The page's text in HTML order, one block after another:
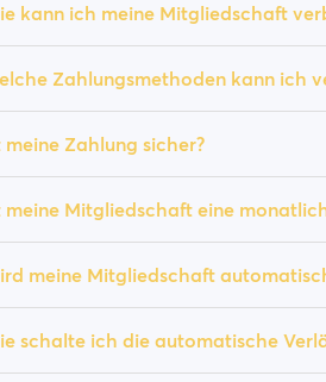
kann ich meine Mitgliedschaft
Zahlungsmethoden kann ich
meine Zahlung sicher?
meine Mitgliedschaft eine
meine Mitgliedschaft
schalte ich die automatische